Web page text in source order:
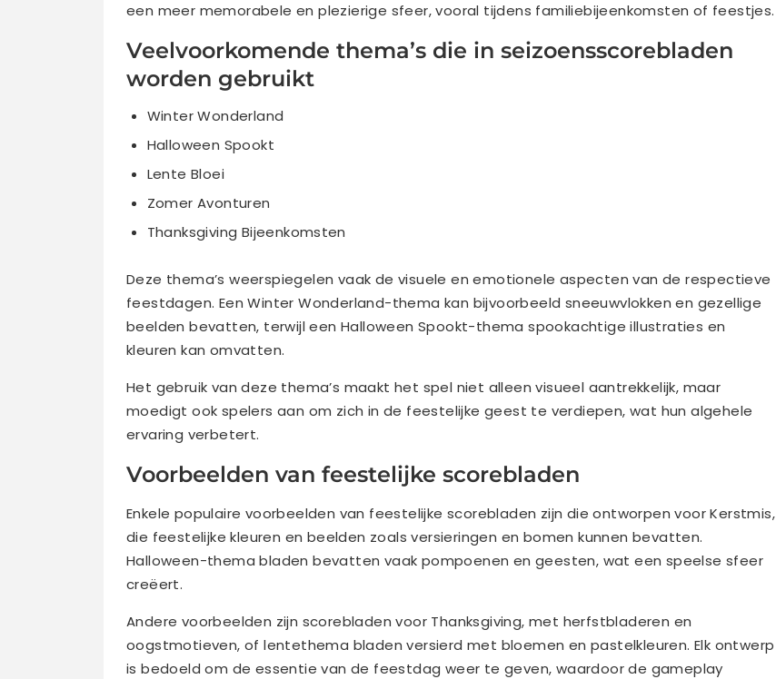
een meer memorabele en plezierige sfeer, vooral tijdens familiebijeenkomsten of feestjes.
Veelvoorkomende thema’s die in seizoensscorebladen
worden gebruikt
Winter Wonderland
Halloween Spookt
Lente Bloei
Zomer Avonturen
Thanksgiving Bijeenkomsten
Deze thema’s weerspiegelen vaak de visuele en emotionele aspecten van de respectieve
feestdagen. Een Winter Wonderland-thema kan bijvoorbeeld sneeuwvlokken en gezellige
beelden bevatten, terwijl een Halloween Spookt-thema spookachtige illustraties en
kleuren kan omvatten.
Het gebruik van deze thema’s maakt het spel niet alleen visueel aantrekkelijk, maar
moedigt ook spelers aan om zich in de feestelijke geest te verdiepen, wat hun algehele
ervaring verbetert.
Voorbeelden van feestelijke scorebladen
Enkele populaire voorbeelden van feestelijke scorebladen zijn die ontworpen voor Kerstmis,
die feestelijke kleuren en beelden zoals versieringen en bomen kunnen bevatten.
Halloween-thema bladen bevatten vaak pompoenen en geesten, wat een speelse sfeer
creëert.
Andere voorbeelden zijn scorebladen voor Thanksgiving, met herfstbladeren en
oogstmotieven, of lentethema bladen versierd met bloemen en pastelkleuren. Elk ontwerp
is bedoeld om de essentie van de feestdag weer te geven, waardoor de gameplay